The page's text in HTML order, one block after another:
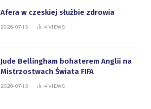
Afera w czeskiej służbie zdrowia
2026-07-13 4 VIEWS
Jude Bellingham bohaterem Anglii na
Mistrzostwach Świata FIFA
2026-07-13 4 VIEWS